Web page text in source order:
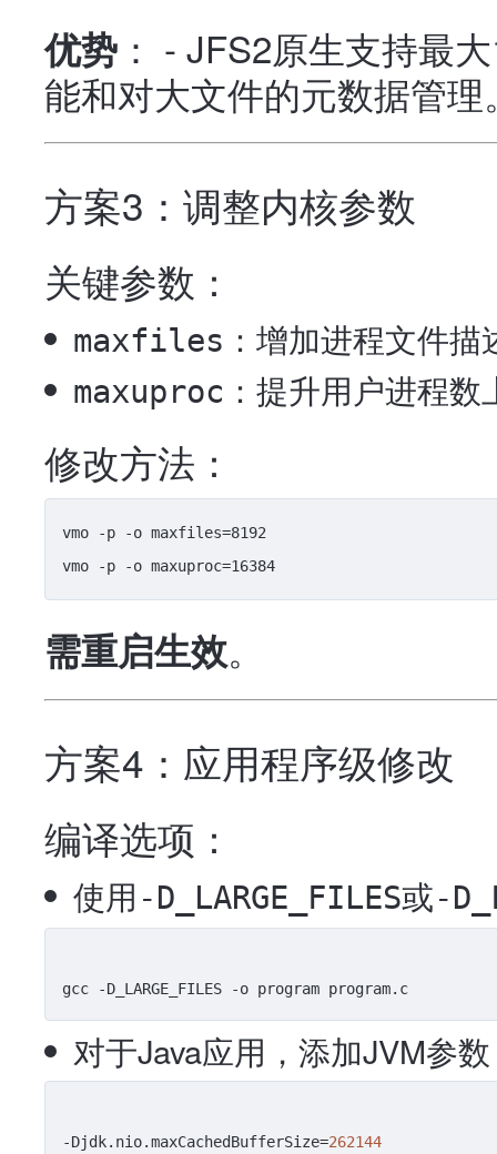
优势 ： - JFS2原生支持最
能和对大文件的元数据管理
方案3：调整内核参数
关键参数：
maxfiles ：增加进程文件
maxuproc ：提升用户进程数
修改方法：
vmo -p -o maxfiles=8192
需重启生效。
方案4：应用程序级修改
编译选项：
使用 -D_LARGE_FILES或-
对于Java应用，添加JVM参
-Djdk.nio.maxCachedBufferSize=262144